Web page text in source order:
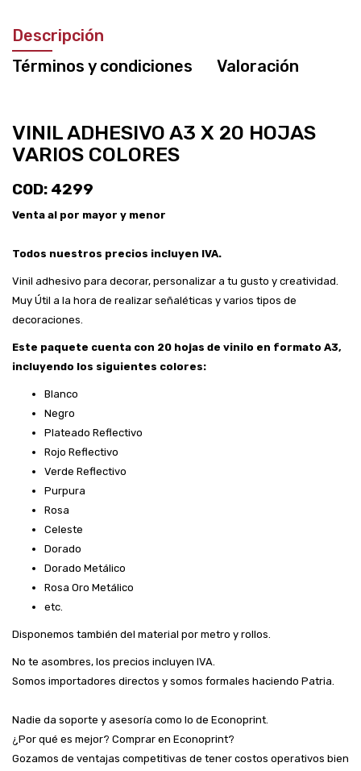
Descripción
Términos y condiciones
Valoración
VINIL ADHESIVO A3 X 20 HOJAS
VARIOS COLORES
COD: 4299
Venta al por mayor y menor
Todos nuestros precios incluyen IVA.
Vinil adhesivo para decorar, personalizar a tu gusto y creatividad.
Muy Útil a la hora de realizar señaléticas y varios tipos de
decoraciones.
Este paquete cuenta con 20 hojas de vinilo en formato A3,
incluyendo los siguientes colores:
Blanco
Negro
Plateado Reflectivo
Rojo Reflectivo
Verde Reflectivo
Purpura
Rosa
Celeste
Dorado
Dorado Metálico
Rosa Oro Metálico
etc.
Disponemos también del material por metro y rollos.
No te asombres, los precios incluyen IVA.
Somos importadores directos y somos formales haciendo Patria.
Nadie da soporte y asesoría como lo de Econoprint.
¿Por qué es mejor? Comprar en Econoprint?
Gozamos de ventajas competitivas de tener costos operativos bien